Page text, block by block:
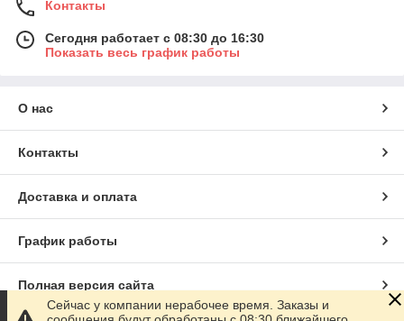
Контакты
Сегодня работает с 08:30 до 16:30
Показать весь график работы
О нас
Контакты
Доставка и оплата
График работы
Полная версия сайта
Сейчас у компании нерабочее время. Заказы и